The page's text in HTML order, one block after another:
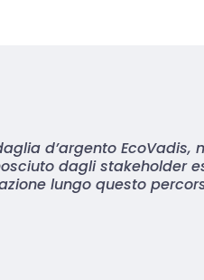
d’argento
dagli stakeholder
lungo questo